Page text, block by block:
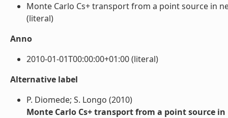
Monte Carlo Cs+ transport from a point source in
(literal)
Anno
2010-01-01T00:00:00+01:00 (literal)
Alternative label
P. Diomede; S. Longo (2010)
Monte Carlo Cs+ transport from a point source